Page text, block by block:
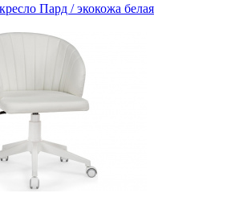
Пард / экокожа белая